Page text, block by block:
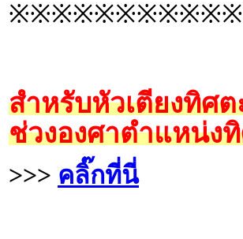
สำหรับหัวเตียงทิศ
ช่วงองศาตำแหน่ง
>>> คลิ๊กที่นี่